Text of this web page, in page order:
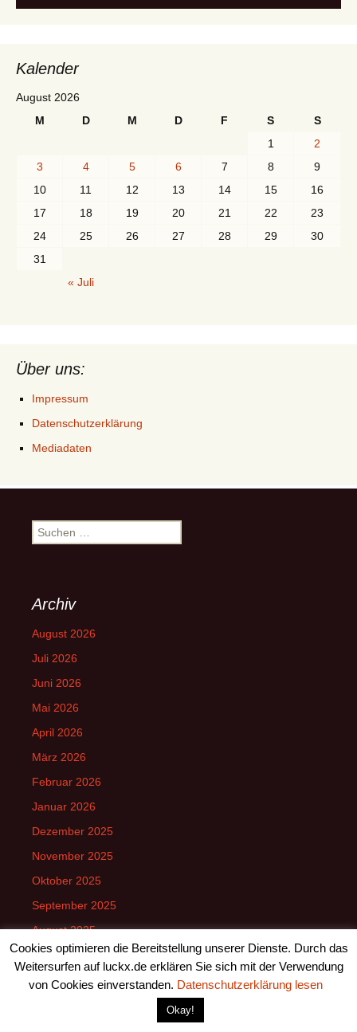
Kalender
August 2026
M
D M D F S
S
1
2
3
4 5 6 7 8
9
10
11 12 13 14 15
16
17
18 19 20 21 22
23
24
25 26 27 28 29
30
31
« Juli
Über uns:
Impressum
Datenschutzerklärung
Mediadaten
Suchen
nach:
Archiv
August 2026
Juli 2026
Juni 2026
Mai 2026
April 2026
März 2026
Februar 2026
Januar 2026
Dezember 2025
November 2025
Oktober 2025
September 2025
August 2025
Juli 2025
Juni 2025
Cookies optimieren die Bereitstellung unserer Dienste. Durch das
Weitersurfen auf luckx.de erklären Sie sich mit der Verwendung
von Cookies einverstanden. Datenschutzerklärung lesen
Okay!